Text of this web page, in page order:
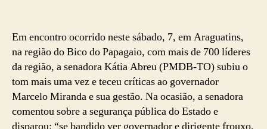
Em encontro ocorrido neste sábado, 7, em Araguatins,
na região do Bico do Papagaio, com mais de 700 líderes
da região, a senadora Kátia Abreu (PMDB-TO) subiu o
tom mais uma vez e teceu críticas ao governador
Marcelo Miranda e sua gestão. Na ocasião, a senadora
comentou sobre a segurança pública do Estado e